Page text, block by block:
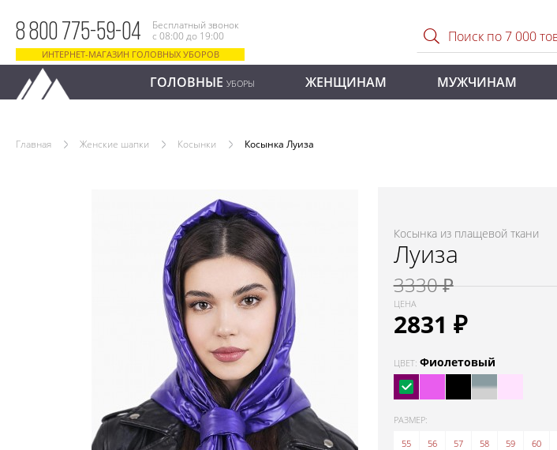
8 800 775-59-04
Бесплатный звонок
с 08:00 до 19:00
ИНТЕРНЕТ-МАГАЗИН ГОЛОВНЫХ УБОРОВ
ГОЛОВНЫЕ УБОРЫ ЖЕНЩИНАМ МУЖЧИНАМ
Главная Женские шапки Косынки Косынка Луиза
Косынка из плащевой ткани
Луиза
3330 ₽
ЦЕНА
2831 ₽
ЦВЕТ: Фиолетовый
РАЗМЕР:
55
56 57 58 59 60